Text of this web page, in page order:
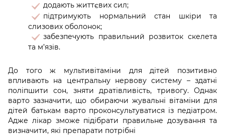
додають життєвих сил;
підтримують нормальний стан шкіри та
слизових оболонок;
забезпечують правильний розвиток скелета
та м’язів.
До того ж мультивітаміни для дітей позитивно
впливають на центральну нервову систему – здатні
поліпшити сон, зняти дратівливість, тривогу. Однак
варто зазначити, що обираючи жувальні вітаміни для
дітей батькам варто проконсультуватися із педіатром.
Адже лікар зможе підібрати правильне дозування та
визначити, які препарати потрібні